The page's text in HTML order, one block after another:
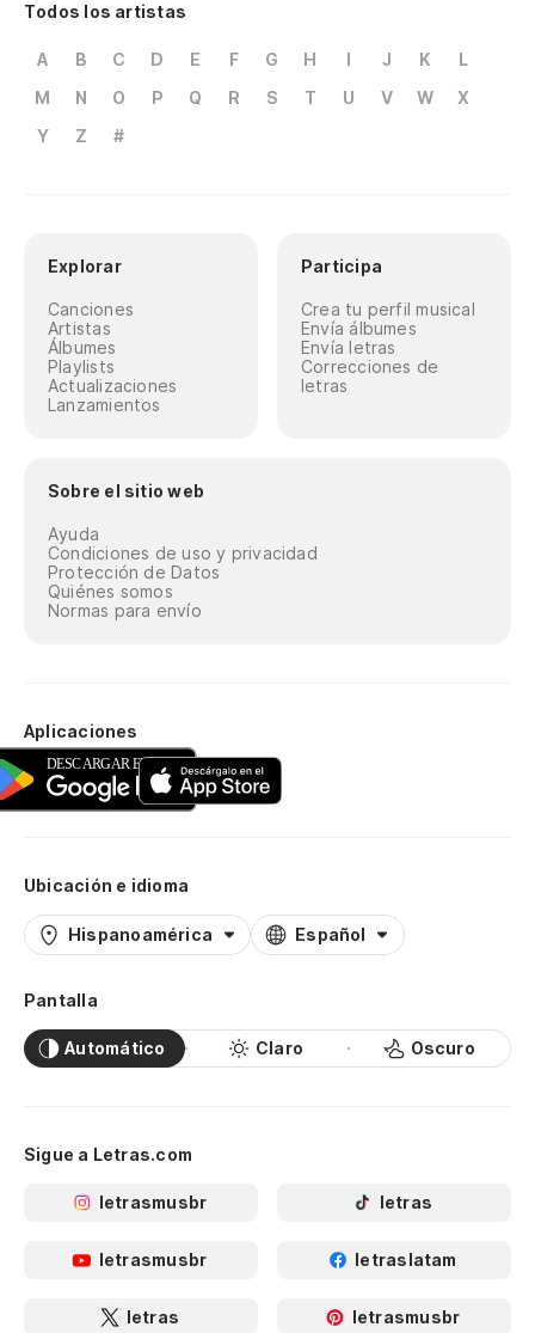
Todos los artistas
A B C D E F G H I J K
L
M
N O P Q R S T U V W
X
Y
Z #
Explorar
Canciones
Artistas
Álbumes
Playlists
Actualizaciones
Lanzamientos
Participa
Crea tu perfil musical
Envía álbumes
Envía letras
Correcciones de
letras
Sobre el sitio web
Ayuda
Condiciones de uso y privacidad
Protección de Datos
Quiénes somos
Normas para envío
Aplicaciones
Ubicación e idioma
Hispanoamérica Español
Pantalla
Automático Claro Oscuro
Sigue a Letras.com
letrasmusbr letras
letrasmusbr letraslatam
letras letrasmusbr